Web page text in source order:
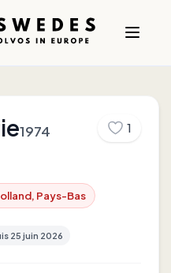
1974 1
Pays-Bas
25 juin 2026